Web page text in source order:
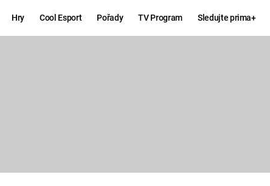
Hry Cool Esport Pořady TV Program Sledujte prima+